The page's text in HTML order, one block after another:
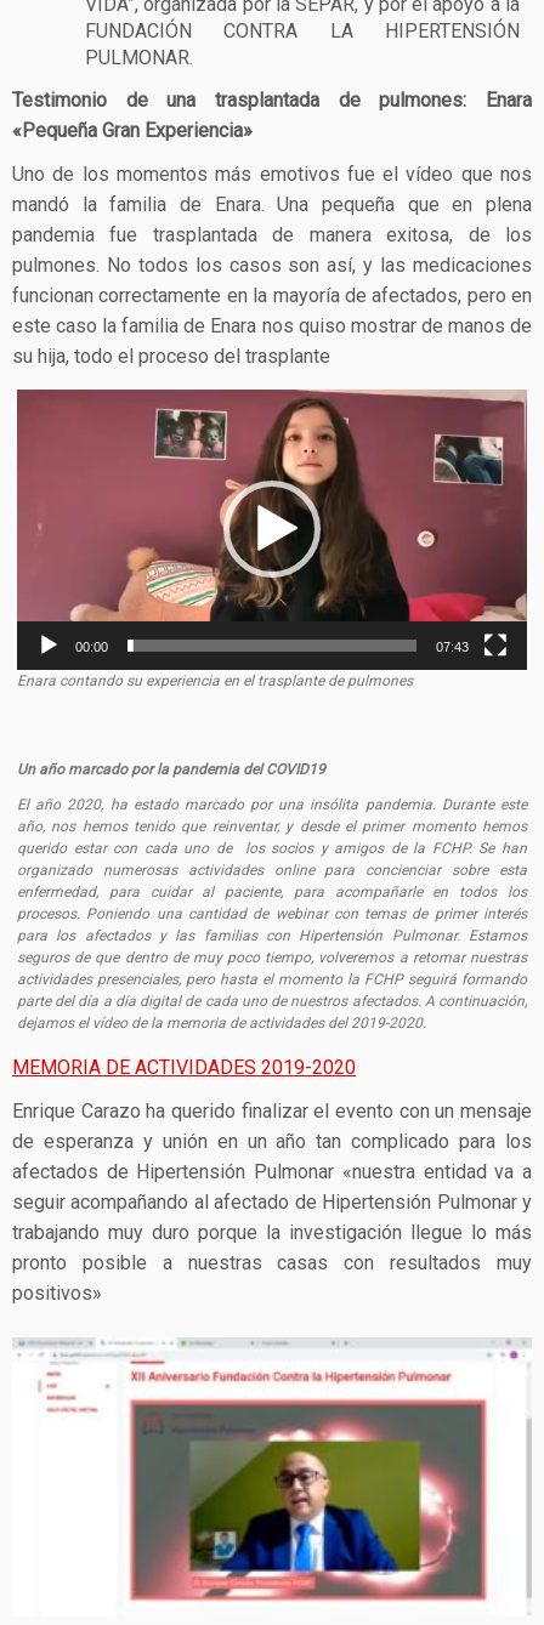
FUNDACIÓN CONTRA LA HIPERTENSIÓN
PULMONAR.
Testimonio de una trasplantada de pulmones: Enara
«Pequeña Gran Experiencia»
Uno de los momentos más emotivos fue el vídeo que nos
mandó la familia de Enara. Una pequeña que en plena
pandemia fue trasplantada de manera exitosa, de los
pulmones. No todos los casos son así, y las medicaciones
funcionan correctamente en la mayoría de afectados, pero en
este caso la familia de Enara nos quiso mostrar de manos de
su hija, todo el proceso del trasplante
00:00 07:43
Enara contando su experiencia en el trasplante de pulmones
Un año marcado por la pandemia del COVID19
El año 2020, ha estado marcado por una insólita pandemia. Durante este
año, nos hemos tenido que reinventar, y desde el primer momento hemos
querido estar con cada uno de los socios y amigos de la FCHP. Se han
organizado numerosas actividades online para concienciar sobre esta
enfermedad, para cuidar al paciente, para acompañarle en todos los
procesos. Poniendo una cantidad de webinar con temas de primer interés
para los afectados y las familias con Hipertensión Pulmonar. Estamos
seguros de que dentro de muy poco tiempo, volveremos a retomar nuestras
actividades presenciales, pero hasta el momento la FCHP seguirá formando
parte del día a día digital de cada uno de nuestros afectados. A continuación,
dejamos el vídeo de la memoria de actividades del 2019-2020.
MEMORIA DE ACTIVIDADES 2019-2020
Enrique Carazo ha querido finalizar el evento con un mensaje
de esperanza y unión en un año tan complicado para los
afectados de Hipertensión Pulmonar «nuestra entidad va a
seguir acompañando al afectado de Hipertensión Pulmonar y
trabajando muy duro porque la investigación llegue lo más
pronto posible a nuestras casas con resultados muy
positivos»